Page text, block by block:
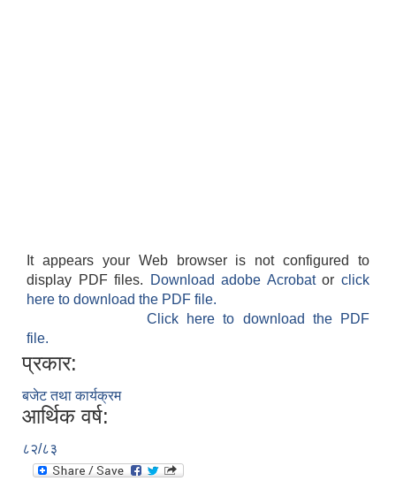
It appears your Web browser is not configured to
display PDF files.
Download adobe Acrobatorclick
here to download the PDF file.
Click here to download the PDF
file.
प्रकार:
बजेट तथा कार्यक्रम
आर्थिक वर्ष:
८२/८३